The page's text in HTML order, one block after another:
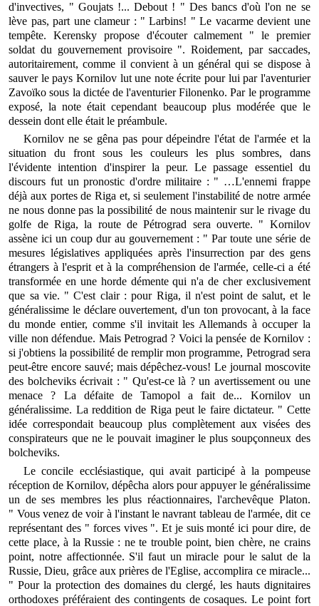
d'invectives, " Goujats !... Debout ! " Des bancs d'où l'on ne se
lève pas, part une clameur : " Larbins! " Le vacarme devient une
tempête. Kerensky propose d'écouter calmement " le premier
soldat du gouvernement provisoire ". Roidement, par saccades,
autoritairement, comme il convient à un général qui se dispose à
sauver le pays Kornilov lut une note écrite pour lui par l'aventurier
Zavoïko sous la dictée de l'aventurier Filonenko. Par le programme
exposé, la note était cependant beaucoup plus modérée que le
dessein dont elle était le préambule.
Kornilov ne se gêna pas pour dépeindre l'état de l'armée et la
situation du front sous les couleurs les plus sombres, dans
l'évidente intention d'inspirer la peur. Le passage essentiel du
discours fut un pronostic d'ordre militaire : " …L'ennemi frappe
déjà aux portes de Riga et, si seulement l'instabilité de notre armée
ne nous donne pas la possibilité de nous maintenir sur le rivage du
golfe de Riga, la route de Pétrograd sera ouverte. " Kornilov
assène ici un coup dur au gouvernement : " Par toute une série de
mesures législatives appliquées après l'insurrection par des gens
étrangers à l'esprit et à la compréhension de l'armée, celle-ci a été
transformée en une horde démente qui n'a de cher exclusivement
que sa vie. " C'est clair : pour Riga, il n'est point de salut, et le
généralissime le déclare ouvertement, d'un ton provocant, à la face
du monde entier, comme s'il invitait les Allemands à occuper la
ville non défendue. Mais Petrograd ? Voici la pensée de Kornilov :
si j'obtiens la possibilité de remplir mon programme, Petrograd sera
peut-être encore sauvé; mais dépêchez-vous! Le journal moscovite
des bolcheviks écrivait : " Qu'est-ce là ? un avertissement ou une
menace ? La défaite de Tamopol a fait de... Kornilov un
généralissime. La reddition de Riga peut le faire dictateur. " Cette
idée correspondait beaucoup plus complètement aux visées des
conspirateurs que ne le pouvait imaginer le plus soupçonneux des
bolcheviks.
Le concile ecclésiastique, qui avait participé à la pompeuse
réception de Kornilov, dépêcha alors pour appuyer le généralissime
un de ses membres les plus réactionnaires, l'archevêque Platon.
" Vous venez de voir à l'instant le navrant tableau de l'armée, dit ce
représentant des " forces vives ". Et je suis monté ici pour dire, de
cette place, à la Russie : ne te trouble point, bien chère, ne crains
point, notre affectionnée. S'il faut un miracle pour le salut de la
Russie, Dieu, grâce aux prières de l'Eglise, accomplira ce miracle...
" Pour la protection des domaines du clergé, les hauts dignitaires
orthodoxes préféraient des contingents de cosaques. Le point fort